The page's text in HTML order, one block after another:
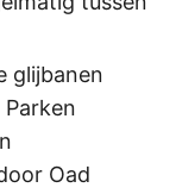
glijbanen
Oad